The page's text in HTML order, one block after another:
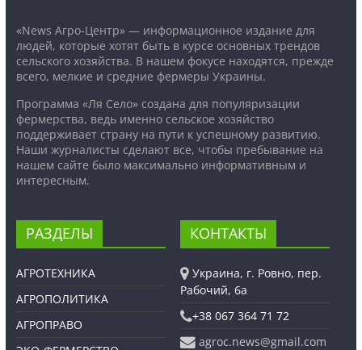
«News Агро-Центр» — информационное издание для
людей, которые хотят быть в курсе основных трендов
сельского хозяйства. В нашем фокусе находятся, прежде
всего, мелкие и средние фермеры Украины.
Программа «Ля Село» создана для популяризации
фермерства, ведь именно сельское хозяйство
поддерживает страну на пути к успешному развитию.
Наши журналисты сделают все, чтобы пребывание на
нашем сайте было максимально информативным и
интересным.
РАЗДЕЛЫ
АГРОТЕХНИКА
АГРОПОЛИТИКА
АГРОПРАВО
КОНТАКТЫ
Украина, г. Ровно, пер.
Рабочий, 6а
+38 067 364 71 72
agroc.news@gmail.com